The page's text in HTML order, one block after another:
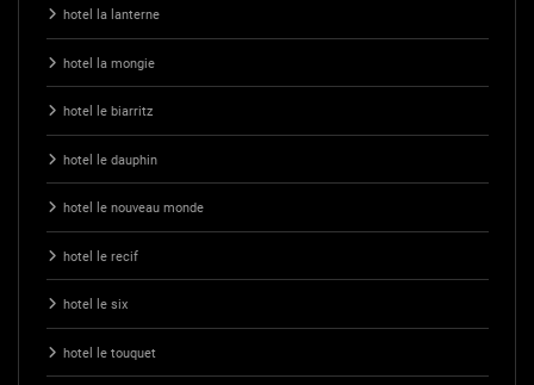
hotel la lanterne
hotel la mongie
hotel le biarritz
hotel le dauphin
hotel le nouveau monde
hotel le recif
hotel le six
hotel le touquet